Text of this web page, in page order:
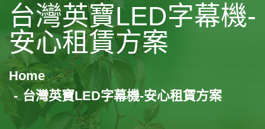
台灣英寶LED字幕機-
安心租賃方案
Home
台灣英寶LED字幕機-安心租賃方案